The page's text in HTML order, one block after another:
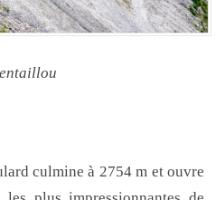
culmine à 2754 m et ouvre